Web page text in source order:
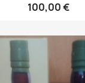
100,00 €